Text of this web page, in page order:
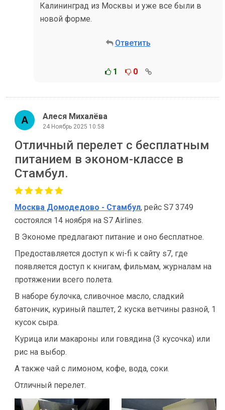
Калининград из Москвы и уже все были в
новой форме.
Ответить
1 0
Алеся Михалёва
24 Ноябрь 2025 10:58
Отличный перелет с бесплатным
питанием в эконом-классе в
Стамбул.
Москва Домодедово - Стамбул, рейс S7 3749
состоялся 14 ноября на S7 Airlines.
В Экономе предлагают питание и оно бесплатное.
Предоставляется доступ к wi-fi к сайту s7, где
появляется доступ к книгам, фильмам, журналам на
протяжении всего полета.
В наборе булочка, сливочное масло, сладкий
батончик, куриный паштет, 2 куска ветчины разной, 1
кусок сыра.
Курица или макароны или говядина (3 кусочка) или
рис на выбор.
А также чай с лимоном, кофе, вода, соки.
Отличный перелет.